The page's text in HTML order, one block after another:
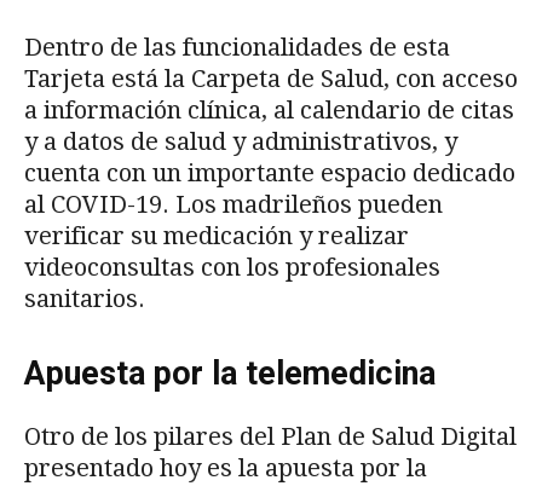
Dentro de las funcionalidades de esta
Tarjeta está la Carpeta de Salud, con acceso
a información clínica, al calendario de citas
y a datos de salud y administrativos, y
cuenta con un importante espacio dedicado
al COVID-19. Los madrileños pueden
verificar su medicación y realizar
videoconsultas con los profesionales
sanitarios.
Apuesta por la telemedicina
Otro de los pilares del Plan de Salud Digital
presentado hoy es la apuesta por la